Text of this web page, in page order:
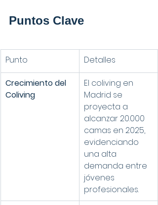
Puntos Clave
Punto Detalles
Crecimiento del
Coliving
El coliving en
Madrid se
proyecta a
alcanzar 20.000
camas en 2025,
evidenciando
una alta
demanda entre
jóvenes
profesionales.